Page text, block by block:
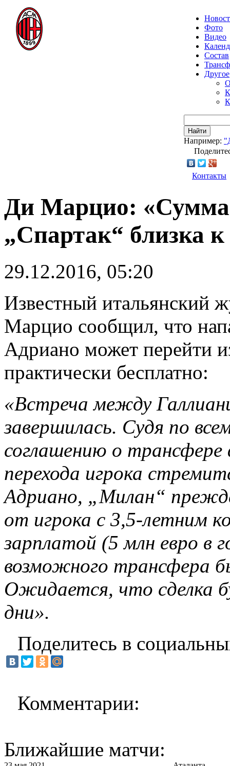
Фото
Видео
Состав
Другое
Найти
Например:
Контакты
Ди Марцио: «Сумма
„Спартак“ близка
29.12.2016, 05:20
Известный итальянский
Марцио сообщил, что
Адриано может перейти
практически бесплатно:
«Встреча между
завершилась. Судя по
соглашению о
перехода игрока
Адриано, „Милан“
от игрока с 3,5-летним
зарплатой (5 млн евро в
возможного трансфера
Ожидается, что сделка
дни».
Поделитесь в
Комментарии:
Ближайшие матчи: